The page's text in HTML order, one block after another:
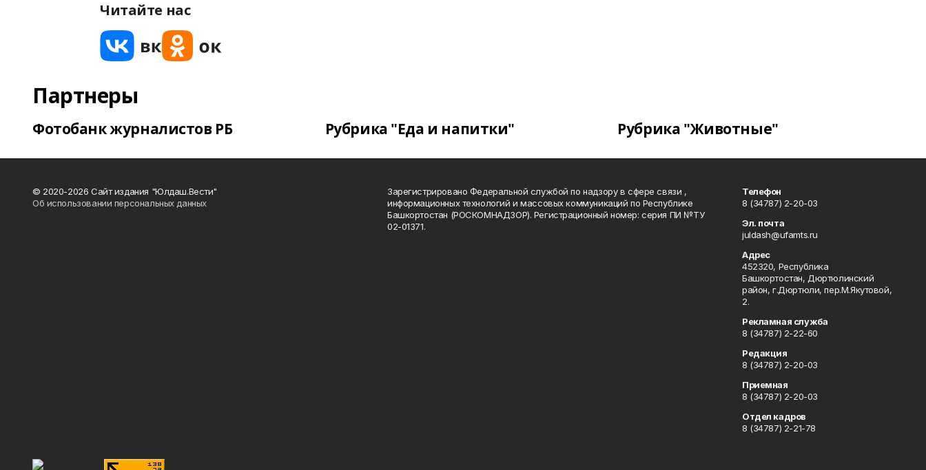
Читайте нас
Партнеры
Фотобанк журналистов РБ Рубрика "Еда и напитки" Рубрика "Животные"
© 2020-2026 Сайт издания "Юлдаш.Вести"
Об использовании персональных данных
Зарегистрировано Федеральной службой по надзору в сфере связи ,
информационных технологий и массовых коммуникаций по Республике
Башкортостан (РОСКОМНАДЗОР). Регистрационный номер: серия ПИ №ТУ
02-01371.
Телефон
8 (34787) 2-20-03
Эл. почта
juldash@ufamts.ru
Адрес
452320, Республика
Башкортостан, Дюртюлинский
район, г.Дюртюли, пер.М.Якутовой,
2.
Рекламная служба
8 (34787) 2-22-60
Редакция
8 (34787) 2-20-03
Приемная
8 (34787) 2-20-03
Отдел кадров
8 (34787) 2-21-78